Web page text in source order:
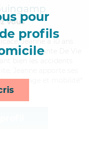
pour
profils
Vous
Jeanne a 10 ans
d'Assistante De Vie
ménage et mobilité*